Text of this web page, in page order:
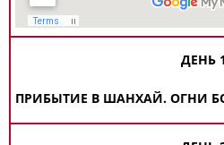
ДЕНЬ 1
ПРИБЫТИЕ В ШАНХАЙ. ОГНИ